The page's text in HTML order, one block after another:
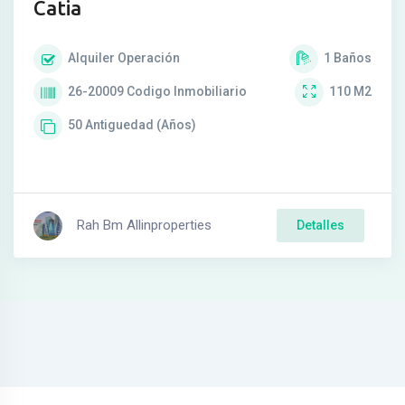
Catia
Alquiler Operación 1 Baños
26-20009 Codigo Inmobiliario 110 M2
50Antiguedad (Años)
Rah Bm Allinproperties Detalles